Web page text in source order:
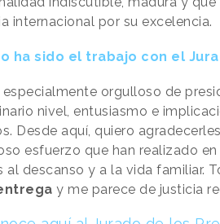
internacional por su excelencia.
ha sido el trabajo con el
especialmente orgulloso de
nivel, entusiasmo e
Desde aquí, quiero
esfuerzo que han realizado
al descanso y a la vida familiar.
y me parece de justicia